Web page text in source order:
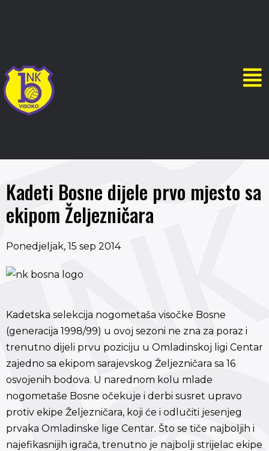
Kadeti Bosne dijele prvo mjesto sa
ekipom Željezničara
Ponedjeljak, 15 sep 2014
Kadetska selekcija nogometaša visočke Bosne
(generacija 1998/99) u ovoj sezoni ne zna za poraz i
trenutno dijeli prvu poziciju u Omladinskoj ligi Centar
zajedno sa ekipom sarajevskog Željezničara sa 16
osvojenih bodova. U narednom kolu mlade
nogometaše Bosne očekuje i derbi susret upravo
protiv ekipe Željezničara, koji će i odlučiti jesenjeg
prvaka Omladinske lige Centar. Što se tiče najboljih i
najefikasnijih igrača, trenutno je najbolji strijelac ekipe